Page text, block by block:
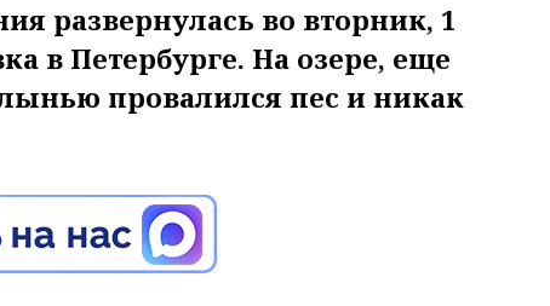
развернулась во вторник, 1
в Петербурге. На озере, еще
провалился пес и никак